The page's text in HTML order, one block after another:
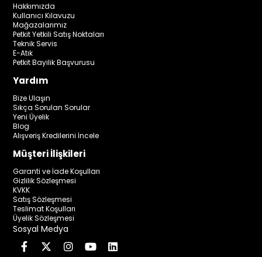
Hakkımızda
Kullanıcı Kılavuzu
Mağazalarımız
Petkit Yetkili Satış Noktaları
Teknik Servis
E-Atık
Petkit Bayilik Başvurusu
Yardım
Bize Ulaşın
Sıkça Sorulan Sorular
Yeni Üyelik
Blog
Alışveriş Kredilerini İncele
Müşteri İlişkileri
Garanti ve İade Koşulları
Gizlilik Sözleşmesi
KVKK
Satış Sözleşmesi
Teslimat Koşulları
Üyelik Sözleşmesi
Sosyal Medya